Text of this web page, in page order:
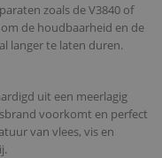
zoals de V3840 of
de houdbaarheid en de
langer te laten duren.
uit een meerlagig
voorkomt en perfect
van vlees, vis en